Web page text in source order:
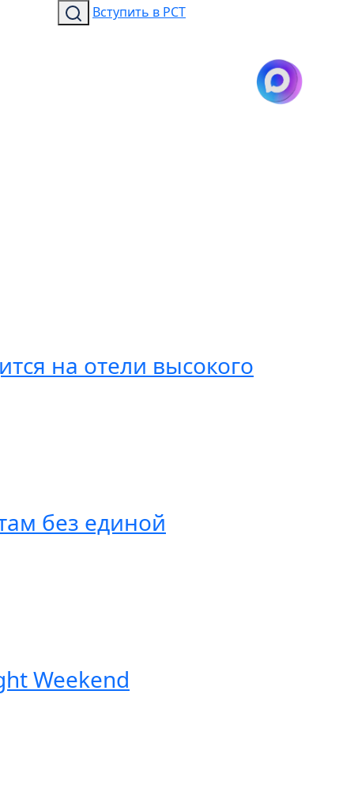
Вступить в РСТ
на отели высокого
без единой
Weekend